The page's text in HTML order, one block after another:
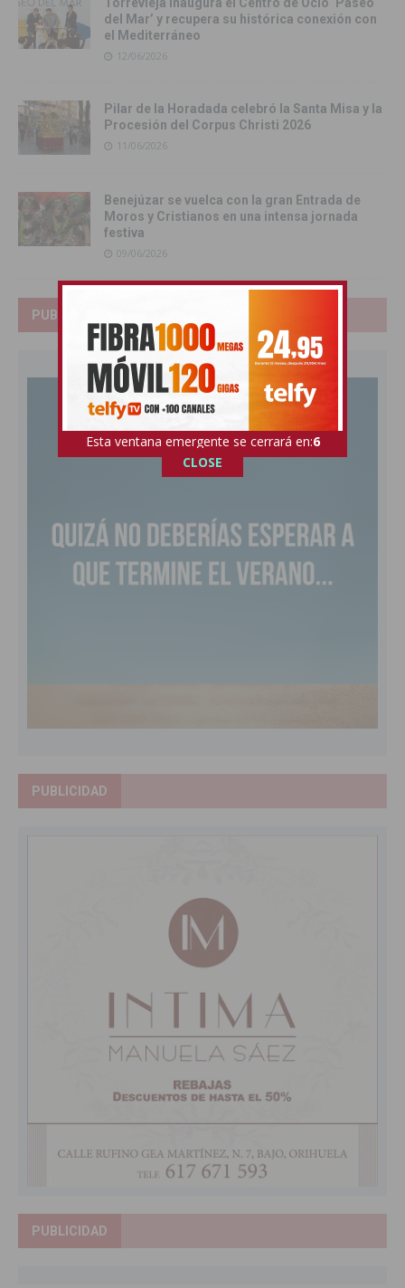
Torrevieja inaugura el Centro de Ocio ‘Paseo
del Mar’ y recupera su histórica conexión con
el Mediterráneo
12/06/2026
Pilar de la Horadada celebró la Santa Misa y la
Procesión del Corpus Christi 2026
11/06/2026
Benejúzar se vuelca con la gran Entrada de
Moros y Cristianos en una intensa jornada
festiva
09/06/2026
PUBLICIDAD
PUBLICIDAD
PUBLICIDAD
Esta ventana emergente se cerrará en:5
CLOSE